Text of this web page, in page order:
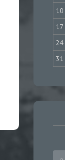
10
17
24
31